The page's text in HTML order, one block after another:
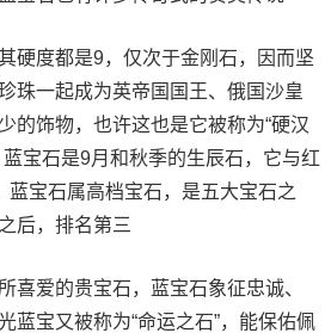
硬度都是9，仅次于金刚石，因而坚
珠一起成为英帝国国王、俄国沙皇
的饰物，也许这也是它被称为“硬汉
宝石是9月和秋季的生辰石，它与红
蓝宝石属高档宝石，是五大宝石之
后，排名第三
喜爱的贵宝石，蓝宝石象征忠诚、
蓝宝又被称为“命运之石”，能保佑佩